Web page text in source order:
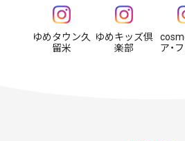
ゆめタウン久
留米
ゆめキッズ倶
楽部
ア・